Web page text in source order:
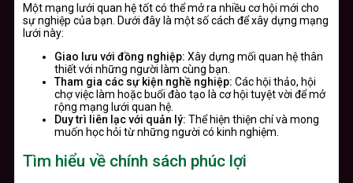
Một mạng lưới quan hệ tốt có thể mở ra nhiều cơ hội mới cho
sự nghiệp của bạn. Dưới đây là một số cách để xây dựng mạng
lưới này:
Giao lưu với đồng nghiệp: Xây dựng mối quan hệ thân
thiết với những người làm cùng bạn.
Tham gia các sự kiện nghề nghiệp: Các hội thảo, hội
chợ việc làm hoặc buổi đào tạo là cơ hội tuyệt vời để mở
rộng mạng lưới quan hệ.
Duy trì liên lạc với quản lý: Thể hiện thiện chí và mong
muốn học hỏi từ những người có kinh nghiệm.
Tìm hiểu về chính sách phúc lợi